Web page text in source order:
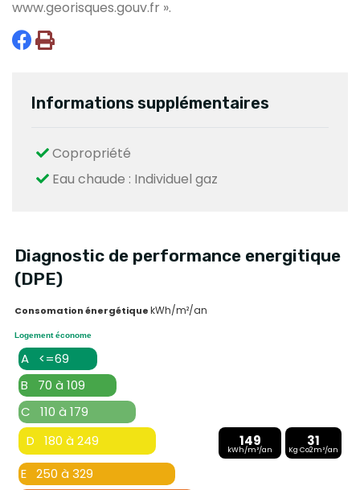
www.georisques.gouv.fr ».
Informations supplémentaires
Copropriété
Eau chaude : Individuel gaz
Diagnostic de performance energitique
(DPE)
Consomation énergétiquekWh/m²/an
Logement économe
A <=69
B 70 à 109
C 110 à 179
D 180 à 249
149
kWh/m²/an
31
Kg Co2m²/an
E 250 à 329